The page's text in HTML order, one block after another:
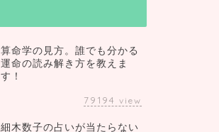
算命学の見方。誰でも分かる
運命の読み解き方を教えま
す！
79194 view
細木数子の占いが当たらない